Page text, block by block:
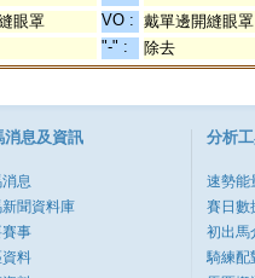
眼罩 VO : 戴單邊開縫眼罩
"-" : 除去
消息及資訊
息
聞資料庫
賽事
料
分析
速勢能
賽日數
初出馬
騎練配